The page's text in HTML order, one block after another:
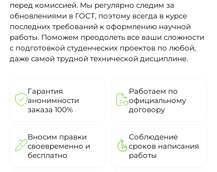
перед комиссией. Мы регулярно следим за
обновлениями в ГОСТ, поэтому всегда в курсе
последних требований к оформлению научной
работы. Поможем преодолеть все ваши сложности
с подготовкой студенческих проектов по любой,
даже самой трудной технической дисциплине.
Гарантия
анонимности
заказа 100%
Работаем по
официальному
договору
Вносим правки
своевременно и
бесплатно
Соблюдение
сроков написания
работы